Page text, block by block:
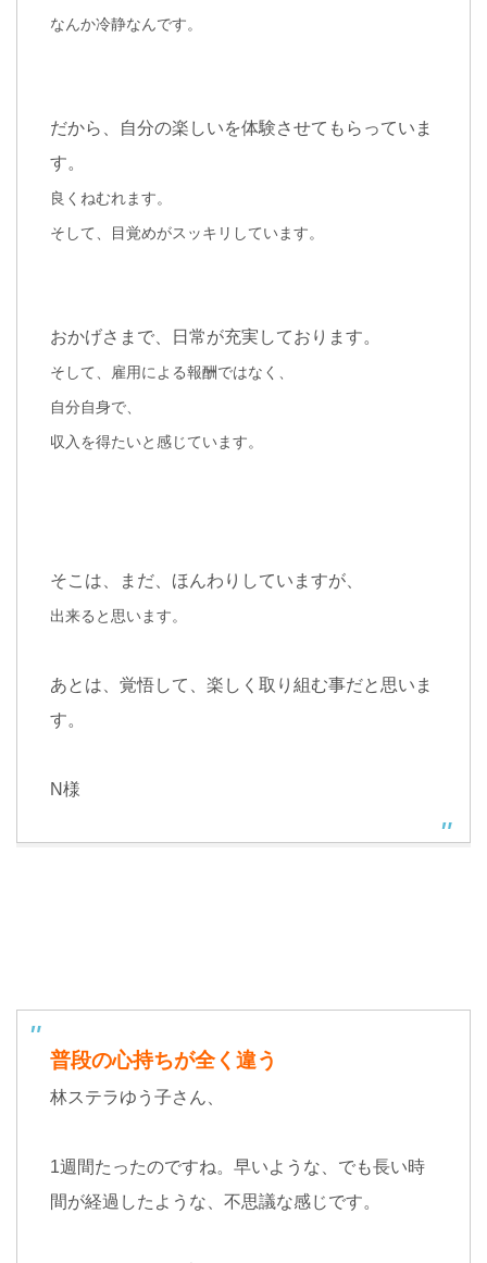
なんか冷静なんです。
だから、自分の楽しいを体験させてもらっていま
す。
良くねむれます。
そして、目覚めがスッキリしています。
おかげさまで、日常が充実しております。
そして、雇用による報酬ではなく、
自分自身で、
収入を得たいと感じています。
そこは、まだ、ほんわりしていますが、
出来ると思います。
あとは、覚悟して、楽しく取り組む事だと思いま
す。
N様
普段の心持ちが全く違う
林ステラゆう子さん、
1週間たったのですね。早いような、でも長い時
間が経過したような、不思議な感じです。